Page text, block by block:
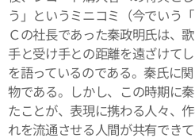
う」というミニコミ（今でいう
Ｃの社長であった秦政明氏は、
手と受け手との距離を遠ざけて
を語っているのである。秦氏に
物である。しかし、この時期に
たことが、表現に携わる人々、
れを流通させる人間が共有でき